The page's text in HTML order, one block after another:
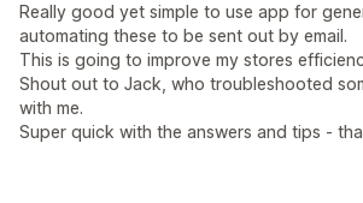
Really good yet simple to use app for
automating these to be sent out by email.
This is going to improve my stores
Shout out to Jack, who troubleshooted
with me.
Super quick with the answers and tips -